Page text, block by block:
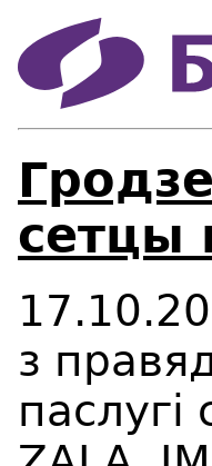
сетцы
17
з